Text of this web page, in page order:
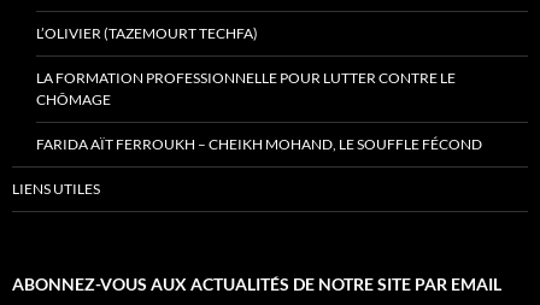
L’OLIVIER (TAZEMOURT TECHFA)
LA FORMATION PROFESSIONNELLE POUR LUTTER CONTRE LE
CHÔMAGE
FARIDA AÏT FERROUKH – CHEIKH MOHAND, LE SOUFFLE FÉCOND
LIENS UTILES
ABONNEZ-VOUS AUX ACTUALITÉS DE NOTRE SITE PAR EMAIL